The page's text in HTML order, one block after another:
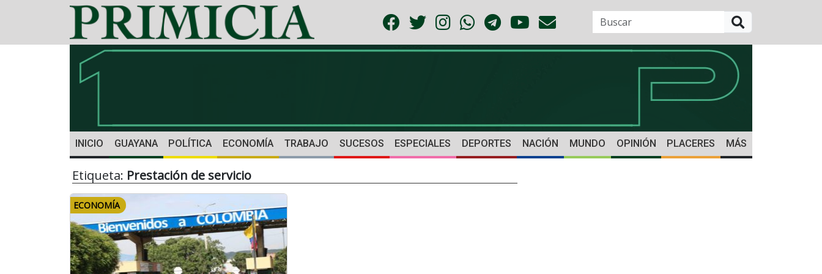
INICIO GUAYANA POLÍTICA ECONOMÍA TRABAJO SUCESOS ESPECIALES DEPORTES NACIÓN MUNDO OPINIÓN PLACERES MÁS
Etiqueta: Prestación de servicio
ECONOMÍA